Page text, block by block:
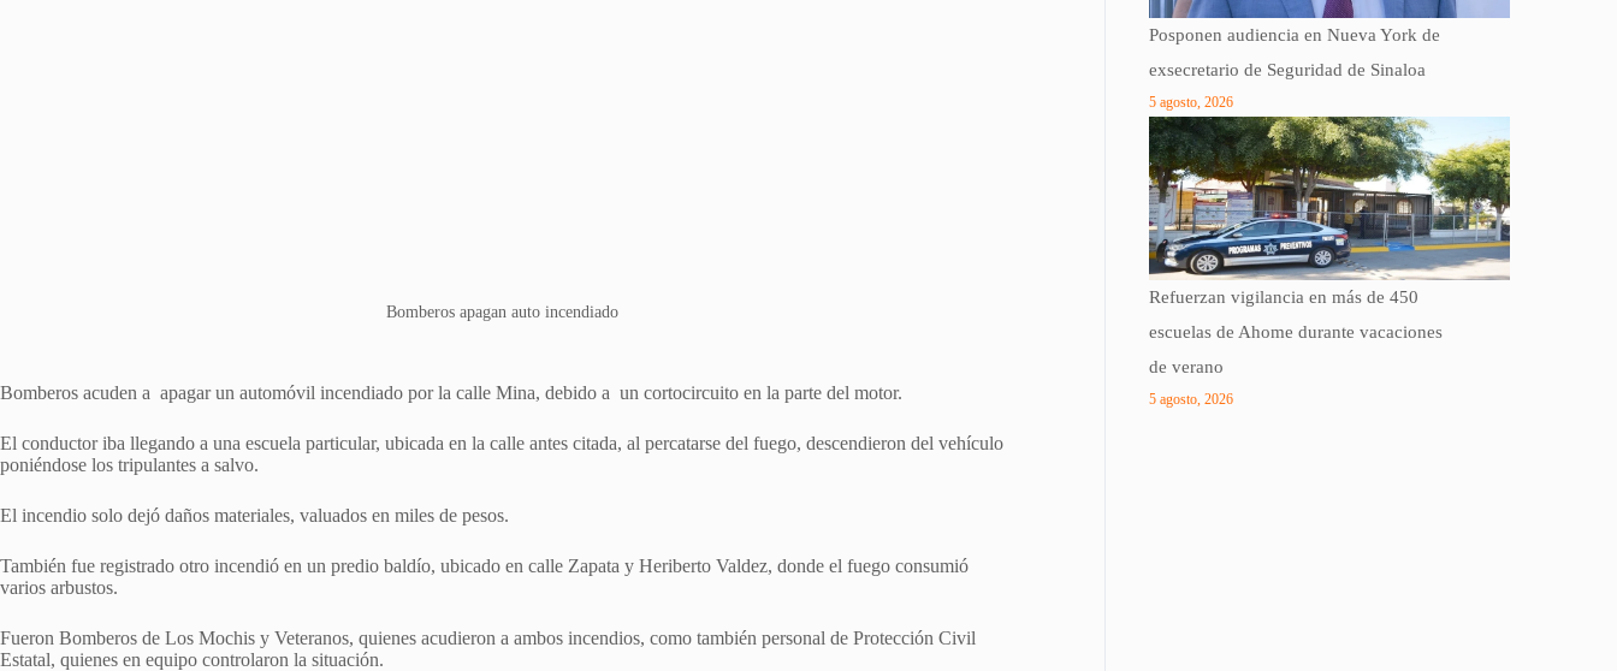
Bomberos apagan auto incendiado
Bomberos acuden a apagar un automóvil incendiado por la calle Mina, debido a un cortocircuito en la parte del motor.
El conductor iba llegando a una escuela particular, ubicada en la calle antes citada, al percatarse del fuego, descendieron del vehículo
poniéndose los tripulantes a salvo.
El incendio solo dejó daños materiales, valuados en miles de pesos.
También fue registrado otro incendió en un predio baldío, ubicado en calle Zapata y Heriberto Valdez, donde el fuego consumió
varios arbustos.
Fueron Bomberos de Los Mochis y Veteranos, quienes acudieron a ambos incendios, como también personal de Protección Civil
Estatal, quienes en equipo controlaron la situación.
Posponen audiencia en Nueva York de
exsecretario de Seguridad de Sinaloa
5 agosto, 2026
Refuerzan vigilancia en más de 450
escuelas de Ahome durante vacaciones
de verano
5 agosto, 2026